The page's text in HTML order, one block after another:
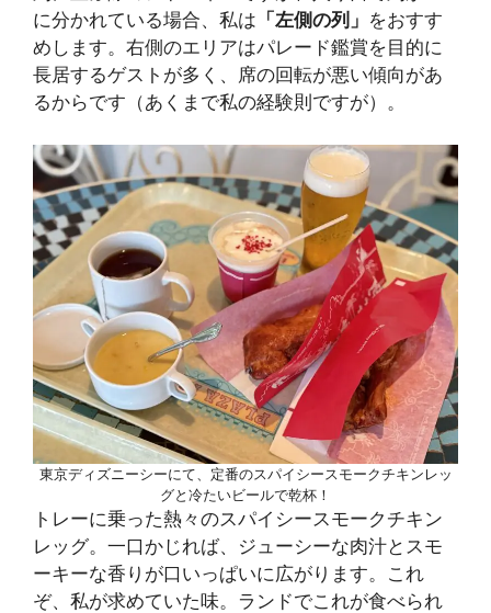
に分かれている場合、私は 「左側の列」 をおすす
めします。右側のエリアはパレード鑑賞を目的に
長居するゲストが多く、席の回転が悪い傾向があ
るからです（あくまで私の経験則ですが）。
東京ディズニーシーにて、定番のスパイシースモークチキンレッ
グと冷たいビールで乾杯！
トレーに乗った熱々のスパイシースモークチキン
レッグ。一口かじれば、ジューシーな肉汁とスモ
ーキーな香りが口いっぱいに広がります。これ
ぞ、私が求めていた味。ランドでこれが食べられ